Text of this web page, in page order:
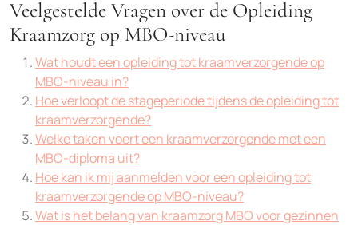
Veelgestelde Vragen over de Opleiding
Kraamzorg op MBO-niveau
Wat houdt een opleiding tot kraamverzorgende op
MBO-niveau in?
Hoe verloopt de stageperiode tijdens de opleiding tot
kraamverzorgende?
Welke taken voert een kraamverzorgende met een
MBO-diploma uit?
Hoe kan ik mij aanmelden voor een opleiding tot
kraamverzorgende op MBO-niveau?
Wat is het belang van kraamzorg MBO voor gezinnen